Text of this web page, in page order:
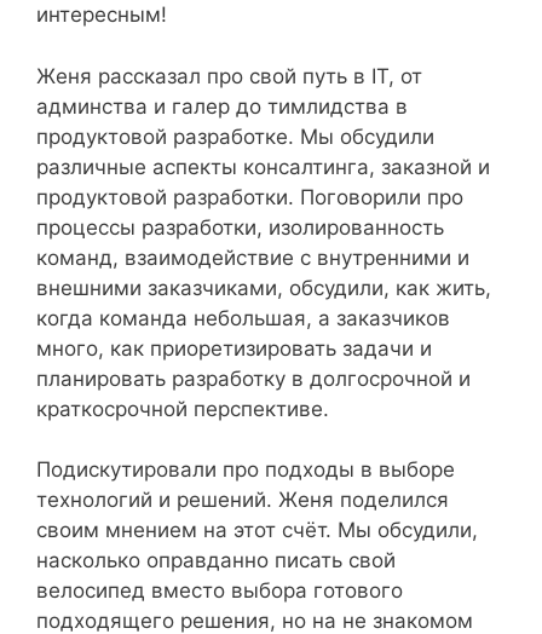
интересным!
Женя рассказал про свой путь в IT, от
админства и галер до тимлидства в
продуктовой разработке. Мы обсудили
различные аспекты консалтинга, заказной и
продуктовой разработки. Поговорили про
процессы разработки, изолированность
команд, взаимодействие с внутренними и
внешними заказчиками, обсудили, как жить,
когда команда небольшая, а заказчиков
много, как приоретизировать задачи и
планировать разработку в долгосрочной и
краткосрочной перспективе.
Подискутировали про подходы в выборе
технологий и решений. Женя поделился
своим мнением на этот счёт. Мы обсудили,
насколько оправданно писать свой
велосипед вместо выбора готового
подходящего решения, но на не знакомом